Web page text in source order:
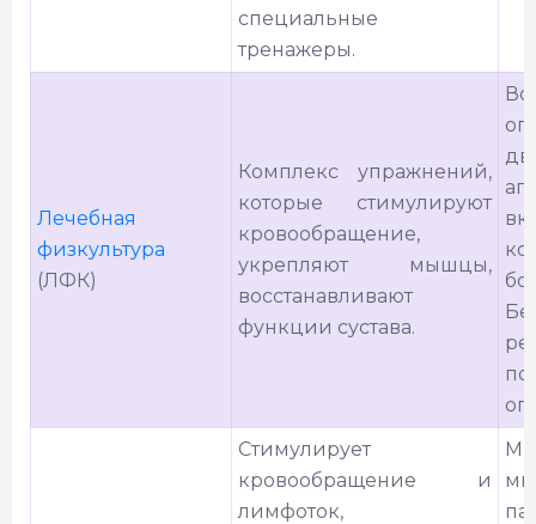
специальные
тренажеры.
Лечебная
физкультура
(ЛФК)
Комплекс упражнений,
которые стимулируют
кровообращение,
укрепляют мышцы,
восстанавливают
функции сустава.
Стимулирует
кровообращение и
лимфоток,